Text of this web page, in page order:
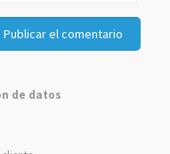
de datos